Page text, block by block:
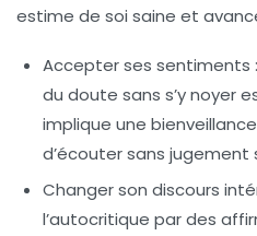
estime de soi saine et
Accepter ses sentiments
du doute sans s’y noyer
implique une
d’écouter sans jugement
Changer son discours
l’autocritique par des